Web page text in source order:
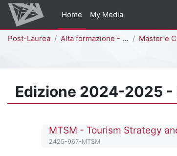
Vai al contenuto principale
Home
My Media
Percorso della pagina
Post-Laurea Alta formazione - Bicocca Academy Master e Corsi di
Edizione 2024-2025 -
Titolo del corso
MTSM - Tourism Strategy
Codice identificativo del corso
2425-967-MTSM